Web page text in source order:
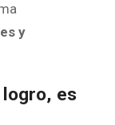
y
logro, es